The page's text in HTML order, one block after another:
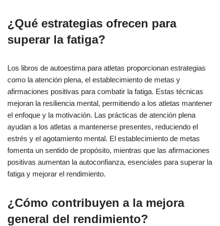
¿Qué estrategias ofrecen para
superar la fatiga?
Los libros de autoestima para atletas proporcionan estrategias
como la atención plena, el establecimiento de metas y
afirmaciones positivas para combatir la fatiga. Estas técnicas
mejoran la resiliencia mental, permitiendo a los atletas mantener
el enfoque y la motivación. Las prácticas de atención plena
ayudan a los atletas a mantenerse presentes, reduciendo el
estrés y el agotamiento mental. El establecimiento de metas
fomenta un sentido de propósito, mientras que las afirmaciones
positivas aumentan la autoconfianza, esenciales para superar la
fatiga y mejorar el rendimiento.
¿Cómo contribuyen a la mejora
general del rendimiento?